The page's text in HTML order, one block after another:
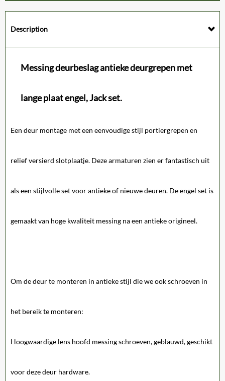
Description
Messing deurbeslag antieke deurgrepen met
lange plaat engel, Jack set.
Een deur montage met een eenvoudige stijl portiergrepen en
relief versierd slotplaatje. Deze armaturen zien er fantastisch uit
als een stijlvolle set voor antieke of nieuwe deuren. De engel set is
gemaakt van hoge kwaliteit messing na een antieke origineel.
Om de deur te monteren in antieke stijl die we ook schroeven in
het bereik te monteren:
Hoogwaardige lens hoofd messing schroeven, geblauwd, geschikt
voor deze deur hardware.